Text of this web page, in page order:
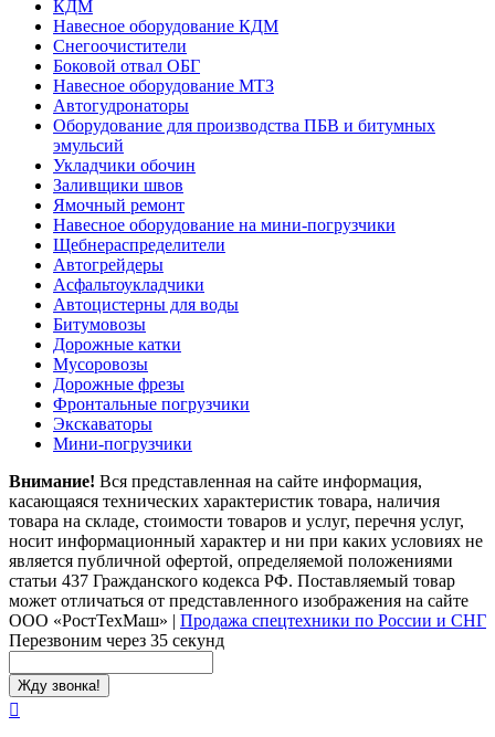
КДМ
Навесное оборудование КДМ
Снегоочистители
Боковой отвал ОБГ
Навесное оборудование МТЗ
Автогудронаторы
Оборудование для производства ПБВ и битумных
эмульсий
Укладчики обочин
Заливщики швов
Ямочный ремонт
Навесное оборудование на мини-погрузчики
Щебнераспределители
Автогрейдеры
Асфальтоукладчики
Автоцистерны для воды
Битумовозы
Дорожные катки
Мусоровозы
Дорожные фрезы
Фронтальные погрузчики
Экскаваторы
Мини-погрузчики
Внимание! Вся представленная на сайте информация,
касающаяся технических характеристик товара, наличия
товара на складе, стоимости товаров и услуг, перечня услуг,
носит информационный характер и ни при каких условиях не
является публичной офертой, определяемой положениями
статьи 437 Гражданского кодекса РФ. Поставляемый товар
может отличаться от представленного изображения на сайте
ООО «РостТехМаш» | Продажа спецтехники по России и СНГ
Перезвоним через 35 секунд